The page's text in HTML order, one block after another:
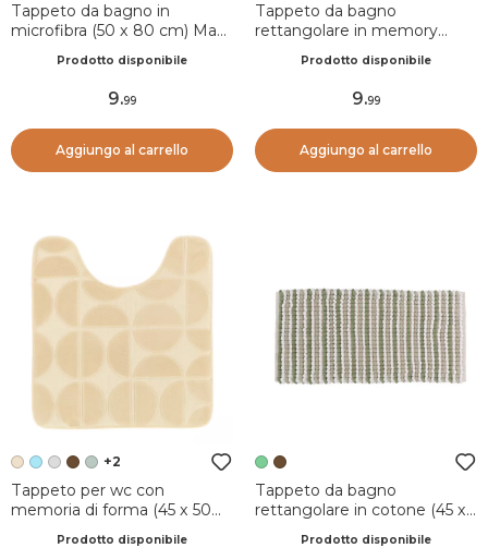
Tappeto da bagno in
microfibra (50 x 80 cm) Maël
Prodotto disponibile
9.99
Aggiungo al carrello
Tappeto da bagno
rettangolare in memory
Grigio chiaro
Prodotto disponibile
9.99
Aggiungo al carrello
+2
Tappeto per wc con
memoria di forma (45 x 50
Prodotto disponibile
Tappeto da bagno
rettangolare in cotone (45 x
Prodotto disponibile